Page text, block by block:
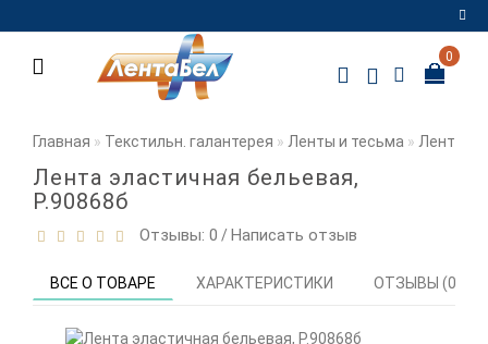
Регистрация
0
Главная Текстильн. галантерея Ленты и тесьма Ленты и
Лента эластичная бельевая,
Р.90868б
Отзывы: 0 /Написать отзыв
ВСЕ О ТОВАРЕ ХАРАКТЕРИСТИКИ ОТЗЫВЫ (0)